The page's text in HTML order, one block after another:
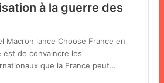
à la guerre des
Macron lance Choose France en
est de convaincre les
que la France peut…